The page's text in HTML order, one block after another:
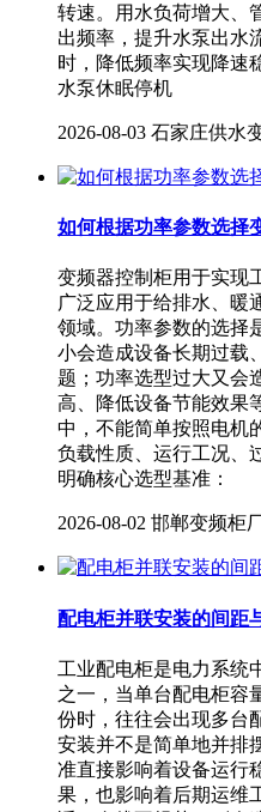
转速。用水负荷增大、
出频率，提升水泵出水
时，降低频率实现降速
水泵休眠停机
2026-08-03 石家庄供水
如何根据功率参数选择
变频器控制柜用于实现
广泛应用于给排水、暖
领域。功率参数的选择
小会造成设备长期过载
题；功率选型过大又会
高、降低设备节能效果
中，不能简单按照电机
负载性质、运行工况、
明确核心选型基准：
2026-08-02 邯郸变频柜
配电柜并联安装的间距
工业配电柜是电力系统
之一，当单台配电柜容
份时，往往会出现多台
安装并不是简单地并排
准直接影响着设备运行
果，也影响着后期运维